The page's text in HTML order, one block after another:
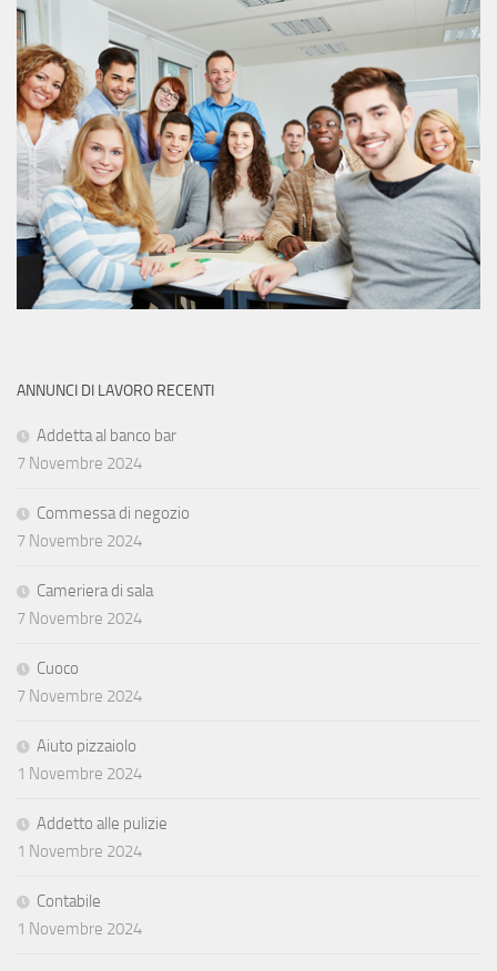
ANNUNCI DI LAVORO RECENTI
Addetta al banco bar
7 Novembre 2024
Commessa di negozio
7 Novembre 2024
Cameriera di sala
7 Novembre 2024
Cuoco
7 Novembre 2024
Aiuto pizzaiolo
1 Novembre 2024
Addetto alle pulizie
1 Novembre 2024
Contabile
1 Novembre 2024